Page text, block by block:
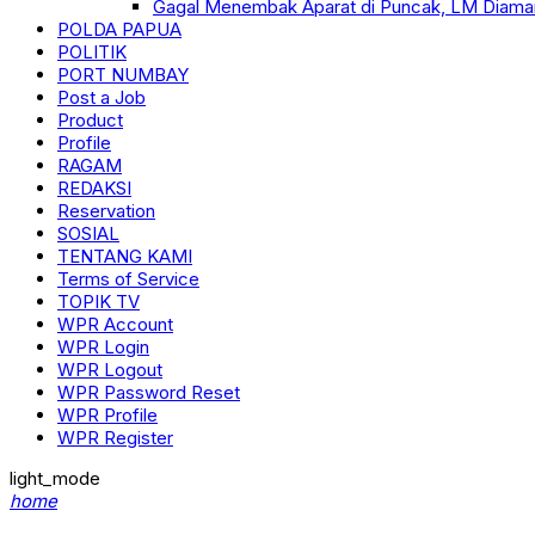
Gagal Menembak Aparat di Puncak, LM
POLDA PAPUA
POLITIK
PORT NUMBAY
Post a Job
Product
Profile
RAGAM
REDAKSI
Reservation
SOSIAL
TENTANG KAMI
Terms of Service
TOPIK TV
WPR Account
WPR Login
WPR Logout
WPR Password Reset
WPR Profile
WPR Register
light_mode
home